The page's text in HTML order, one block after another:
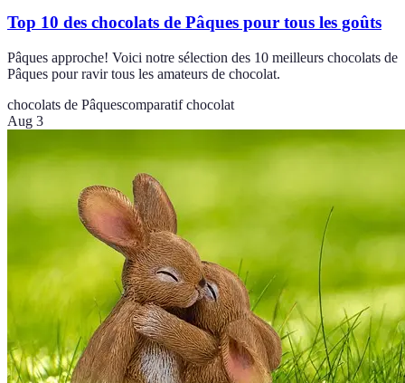
Top 10 des chocolats de Pâques pour tous les goûts
Pâques approche! Voici notre sélection des 10 meilleurs chocolats de
Pâques pour ravir tous les amateurs de chocolat.
chocolats de Pâquescomparatif chocolat
Aug 3